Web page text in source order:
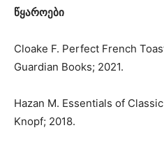
წყაროები
Cloake F. Perfect French
Guardian Books; 2021.
Hazan M. Essentials of
Knopf; 2018.